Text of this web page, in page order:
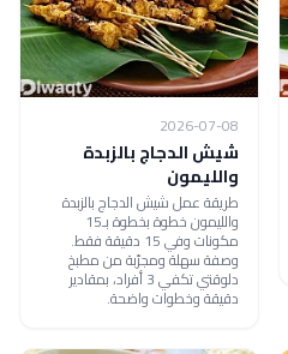
2026-07-08
شيش الدجاج بالزبدة
والليمون
طريقة عمل شيش الدجاج بالزبدة
والليمون خطوة بخطوة بـ15
مكونات وفي 15 دقيقة فقط.
وصفة سهلة ومجرّبة من مطبخ
دلوقتي تكفي 3 أفراد، بمقادير
دقيقة وخطوات واضحة.